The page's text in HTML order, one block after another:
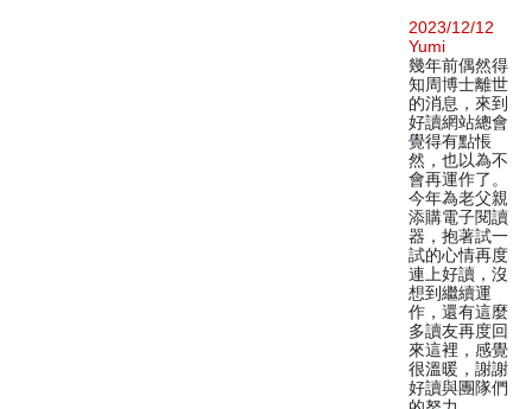
2023/12/12
Yumi
幾年前偶然得
知周博士離世
的消息，來到
好讀網站總會
覺得有點悵
然，也以為不
會再運作了。
今年為老父親
添購電子閱讀
器，抱著試一
試的心情再度
連上好讀，沒
想到繼續運
作，還有這麼
多讀友再度回
來這裡，感覺
很溫暖，謝謝
好讀與團隊們